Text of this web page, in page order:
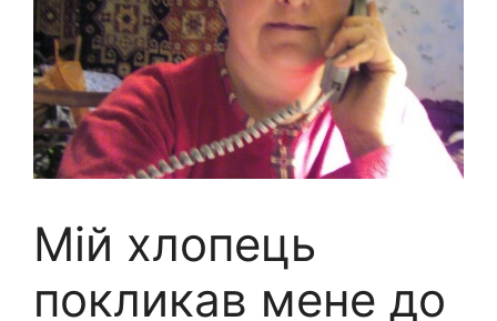
Мій хлопець
покликав мене до